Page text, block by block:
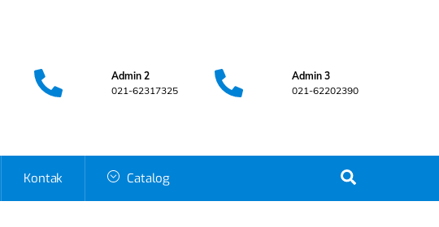
Kontak Catalog
Admin 2
021-62317325
Admin 3
021-62202390